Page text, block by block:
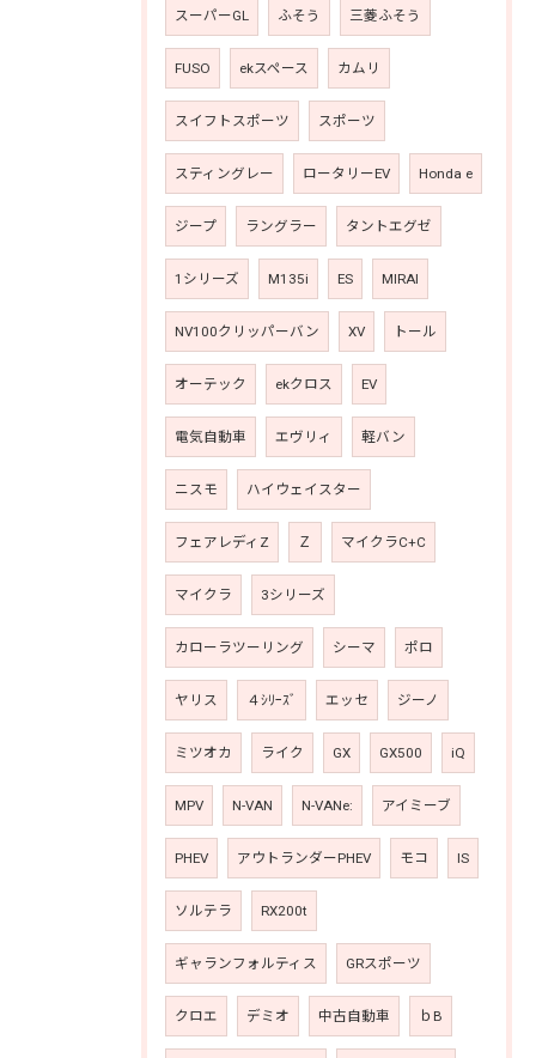
スーパーGL ふそう 三菱ふそう
FUSO ekスペース カムリ
スイフトスポーツ スポーツ
スティングレー ロータリーEV Honda e
ジープ ラングラー タントエグゼ
1シリーズ M135i ES MIRAI
NV100クリッパーバン XV トール
オーテック ekクロス EV
電気自動車 エヴリィ 軽バン
ニスモ ハイウェイスター
フェアレディZ Ｚ マイクラC+C
マイクラ 3シリーズ
カローラツーリング シーマ ポロ
ヤリス ４ｼﾘｰｽﾞ エッセ ジーノ
ミツオカ ライク GX GX500 iQ
MPV N-VAN N-VANe: アイミーブ
PHEV アウトランダーPHEV モコ IS
ソルテラ RX200t
ギャランフォルティス GRスポーツ
クロエ デミオ 中古自動車 ｂB